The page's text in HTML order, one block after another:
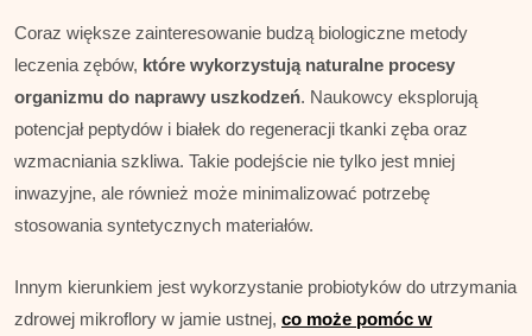
Coraz większe zainteresowanie budzą biologiczne metody
leczenia zębów, które wykorzystują naturalne procesy
organizmu do naprawy uszkodzeń. Naukowcy eksplorują
potencjał peptydów i białek do regeneracji tkanki zęba oraz
wzmacniania szkliwa. Takie podejście nie tylko jest mniej
inwazyjne, ale również może minimalizować potrzebę
stosowania syntetycznych materiałów.
Innym kierunkiem jest wykorzystanie probiotyków do utrzymania
zdrowej mikroflory w jamie ustnej, co może pomóc w